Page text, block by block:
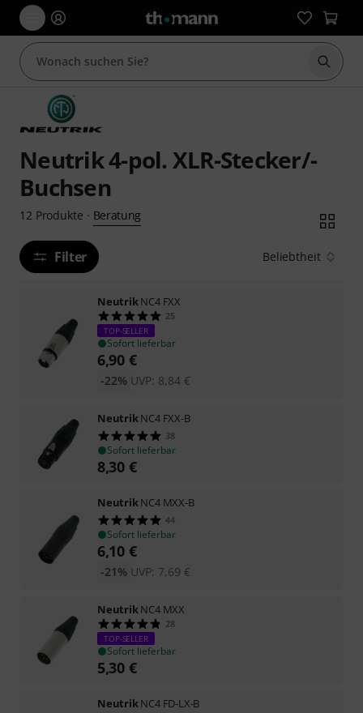
Suche
Neutrik 4-pol. XLR-Stecker/-
Buchsen
12 Produkte · Beratung
Filter Beliebtheit
NeutrikNC4 FXX
25
TOP-SELLER
Sofort lieferbar
6,90 €
UVP: 8,84 €
-22%
NeutrikNC4 FXX-B
38
Sofort lieferbar
8,30 €
NeutrikNC4 MXX-B
44
Sofort lieferbar
6,10 €
UVP: 7,69 €
-21%
NeutrikNC4 MXX
28
TOP-SELLER
Sofort lieferbar
5,30 €
NeutrikNC4 FD-LX-B